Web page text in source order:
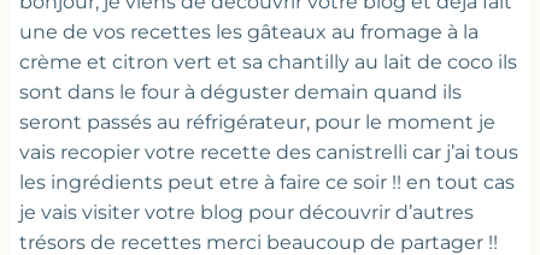
une de vos recettes les gâteaux au fromage à la
crème et citron vert et sa chantilly au lait de coco ils
sont dans le four à déguster demain quand ils
seront passés au réfrigérateur, pour le moment je
vais recopier votre recette des canistrelli car j’ai tous
les ingrédients peut etre à faire ce soir !! en tout cas
je vais visiter votre blog pour découvrir d’autres
trésors de recettes merci beaucoup de partager !!